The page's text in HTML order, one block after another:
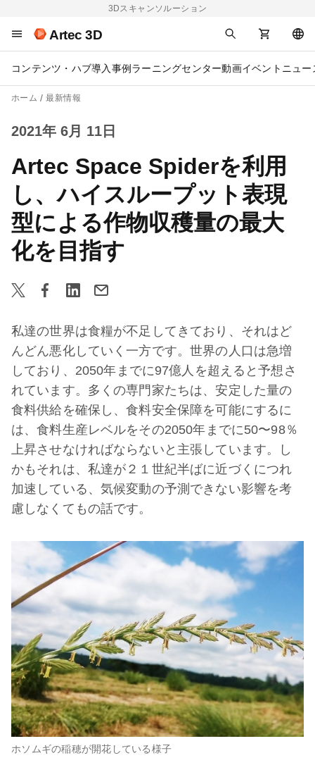
3Dスキャンソルーション
Artec 3D
コンテンツ・ハブ導入事例 ラーニングセンター動画イベント ニュー
ホーム 最新情報
2021年 6月 11日
Artec Space Spiderを利用
し、ハイスループット表現
型による作物収穫量の最大
化を目指す
私達の世界は食糧が不足してきており、それはど
んどん悪化していく一方です。世界の人口は急増
しており、2050年までに97億人を超えると予想さ
れています。多くの専門家たちは、安定した量の
食料供給を確保し、食料安全保障を可能にするに
は、食料生産レベルをその2050年までに50〜98％
上昇させなければならないと主張しています。し
かもそれは、私達が２１世紀半ばに近づくにつれ
加速している、気候変動の予測できない影響を考
慮しなくてもの話です。
ホソムギの稲穂が開花している様子